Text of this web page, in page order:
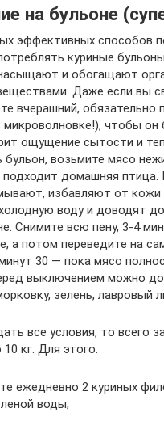
на бульоне
эффективных способов
куриные
и обогащают
Даже если вы
вчерашний, обязательно
микроволновке!), чтобы он
ощущение сытости и
бульон, возьмите мясо
подходит домашняя птица.
избавляют от кожи
воду и доводят
Снимите всю пену, 3-4
а потом переведите на
30 — пока мясо
выключением можно
зелень, лавровый
все условия, то всего
кг. Для этого:
ежедневно 2 куриных
воды;